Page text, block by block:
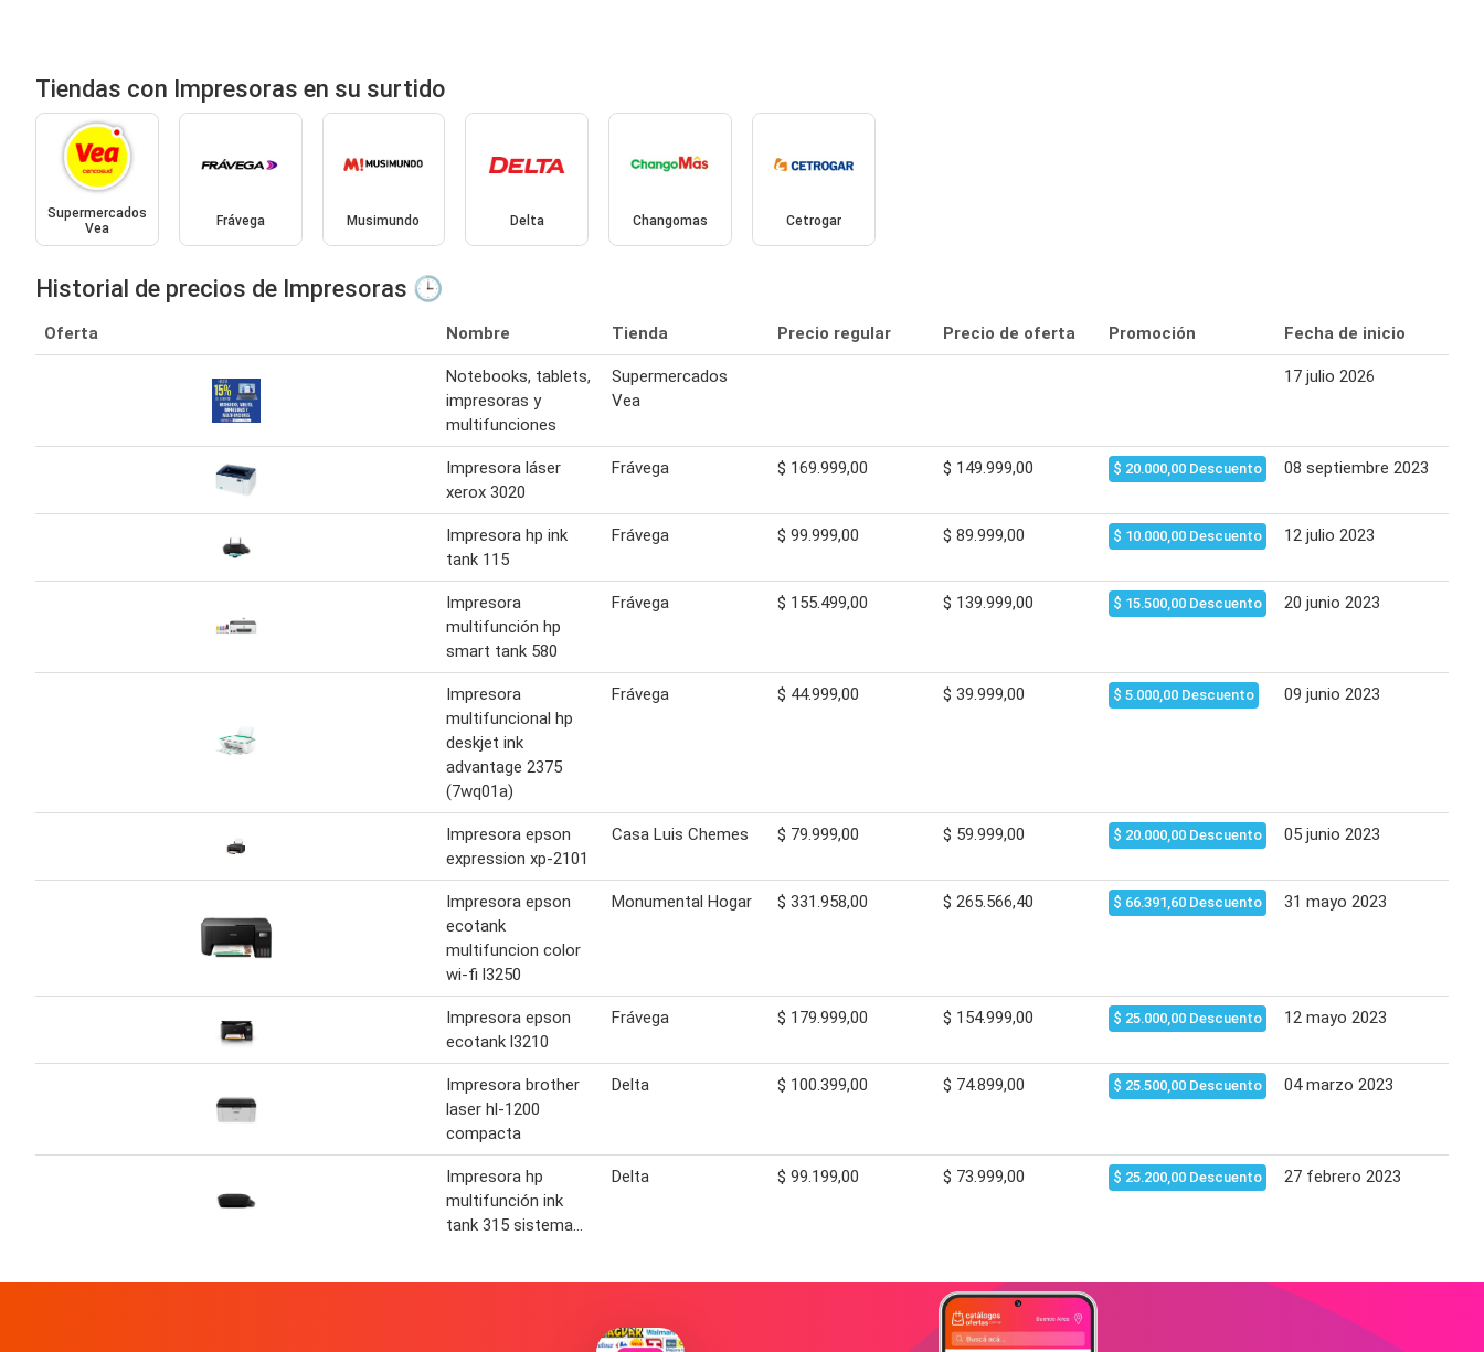
Tiendas con Impresoras en su surtido
Supermercados
Vea
Frávega Musimundo Delta Changomas Cetrogar
Historial de precios de Impresoras 🕒
Oferta Nombre Tienda Precio regular Precio de oferta Promoción Fecha de inicio
Notebooks, tablets,
impresoras y
multifunciones
Supermercados
Vea
17 julio 2026
Impresora láser
xerox 3020
Frávega $ 169.999,00 $ 149.999,00 $ 20.000,00 Descuento 08 septiembre 2023
Impresora hp ink
tank 115
Frávega $ 99.999,00 $ 89.999,00 $ 10.000,00 Descuento 12 julio 2023
Impresora
multifunción hp
smart tank 580
Frávega $ 155.499,00 $ 139.999,00 $ 15.500,00 Descuento 20 junio 2023
Impresora
multifuncional hp
deskjet ink
advantage 2375
(7wq01a)
Frávega $ 44.999,00 $ 39.999,00 $ 5.000,00 Descuento 09 junio 2023
Impresora epson
expression xp-2101
Casa Luis Chemes $ 79.999,00 $ 59.999,00 $ 20.000,00 Descuento 05 junio 2023
Impresora epson
ecotank
multifuncion color
wi-fi l3250
Monumental Hogar $ 331.958,00 $ 265.566,40 $ 66.391,60 Descuento 31 mayo 2023
Impresora epson
ecotank l3210
Frávega $ 179.999,00 $ 154.999,00 $ 25.000,00 Descuento 12 mayo 2023
Impresora brother
laser hl-1200
compacta
Delta $ 100.399,00 $ 74.899,00 $ 25.500,00 Descuento 04 marzo 2023
Impresora hp
multifunción ink
tank 315 sistema…
Delta $ 99.199,00 $ 73.999,00 $ 25.200,00 Descuento 27 febrero 2023